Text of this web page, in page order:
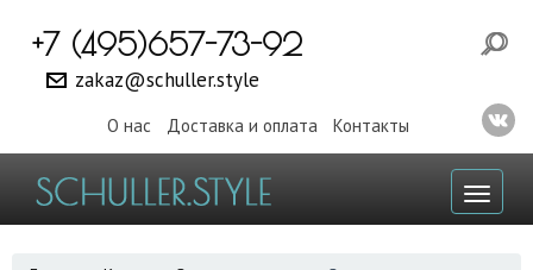
+7 (495)657-73-92
zakaz@schuller.style
О нас Доставка и оплата Контакты